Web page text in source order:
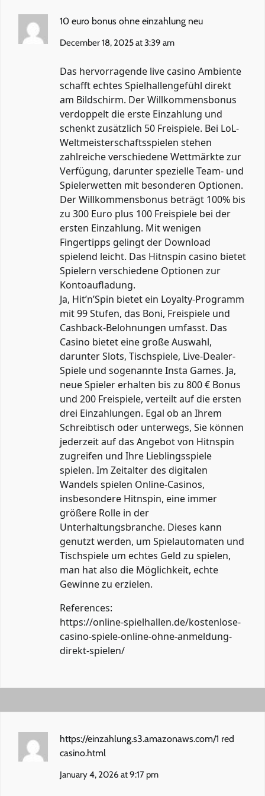
10 euro bonus ohne einzahlung neu
December 18, 2025 at 3:39 am
Das hervorragende live casino Ambiente
schafft echtes Spielhallengefühl direkt
am Bildschirm. Der Willkommensbonus
verdoppelt die erste Einzahlung und
schenkt zusätzlich 50 Freispiele. Bei LoL-
Weltmeisterschaftsspielen stehen
zahlreiche verschiedene Wettmärkte zur
Verfügung, darunter spezielle Team- und
Spielerwetten mit besonderen Optionen.
Der Willkommensbonus beträgt 100% bis
zu 300 Euro plus 100 Freispiele bei der
ersten Einzahlung. Mit wenigen
Fingertipps gelingt der Download
spielend leicht. Das Hitnspin casino bietet
Spielern verschiedene Optionen zur
Kontoaufladung.
Ja, Hit’n’Spin bietet ein Loyalty-Programm
mit 99 Stufen, das Boni, Freispiele und
Cashback-Belohnungen umfasst. Das
Casino bietet eine große Auswahl,
darunter Slots, Tischspiele, Live-Dealer-
Spiele und sogenannte Insta Games. Ja,
neue Spieler erhalten bis zu 800 € Bonus
und 200 Freispiele, verteilt auf die ersten
drei Einzahlungen. Egal ob an Ihrem
Schreibtisch oder unterwegs, Sie können
jederzeit auf das Angebot von Hitnspin
zugreifen und Ihre Lieblingsspiele
spielen. Im Zeitalter des digitalen
Wandels spielen Online-Casinos,
insbesondere Hitnspin, eine immer
größere Rolle in der
Unterhaltungsbranche. Dieses kann
genutzt werden, um Spielautomaten und
Tischspiele um echtes Geld zu spielen,
man hat also die Möglichkeit, echte
Gewinne zu erzielen.
References:
https://online-spielhallen.de/kostenlose-
casino-spiele-online-ohne-anmeldung-
direkt-spielen/
https://einzahlung.s3.amazonaws.com/1 red
casino.html
January 4, 2026 at 9:17 pm